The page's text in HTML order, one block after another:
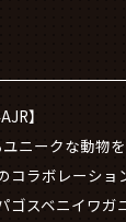
】
ニークな動物
コラボレーショ
スベニイワガ